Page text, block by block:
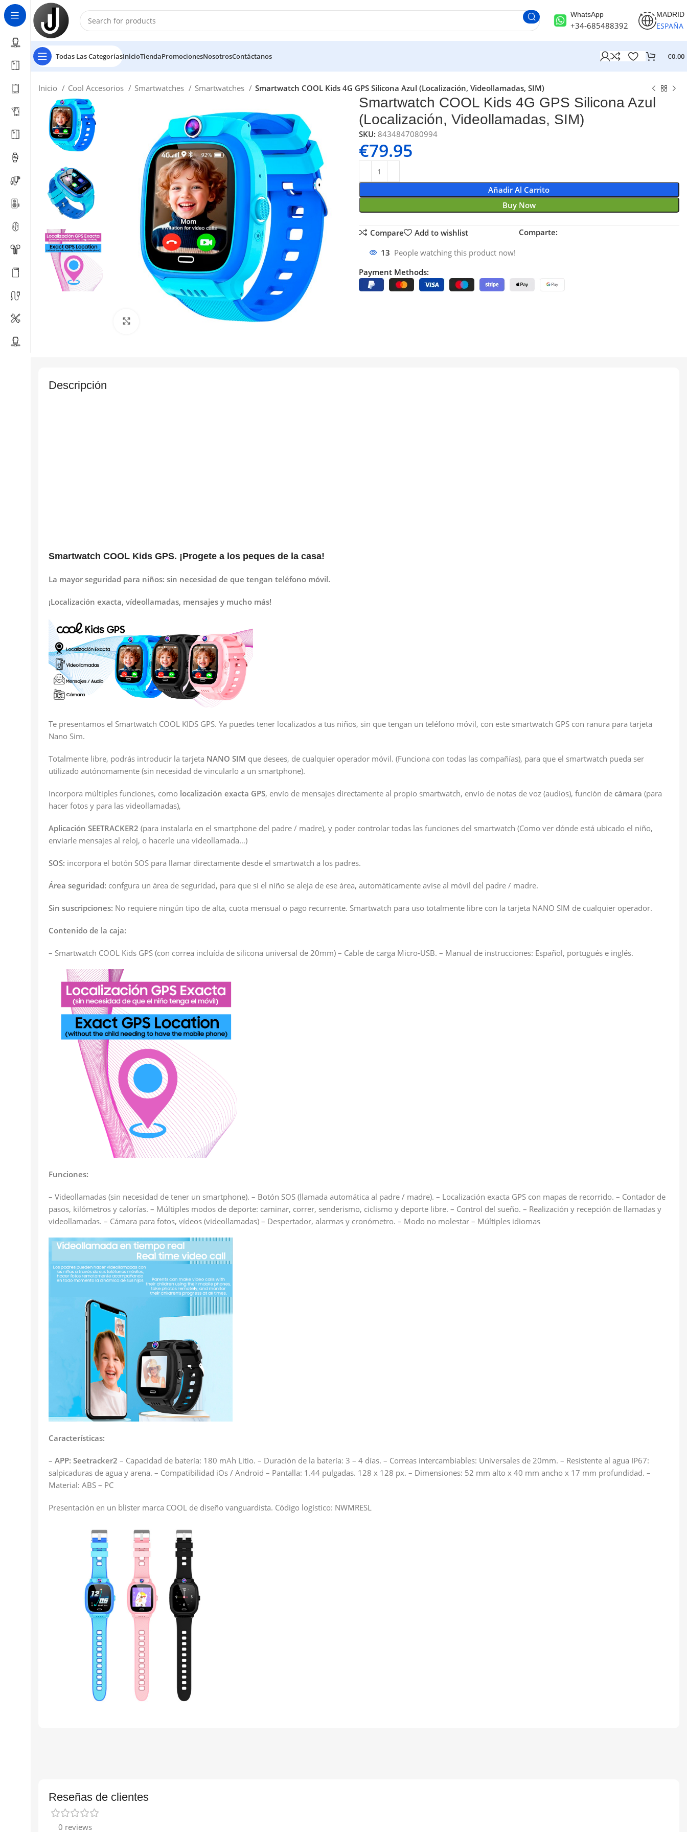
WhatsApp
+34-685488392
MADRID
ESPAÑA
Todas Las CategoríasInicioTiendaPromocionesNosotrosContáctanos €0.00
Inicio Cool Accesorios Smartwatches Smartwatches Smartwatch COOL Kids 4G GPS Silicona Azul (Localización, Videollamadas, SIM)
Smartwatch COOL Kids 4G GPS Silicona Azul
(Localización, Videollamadas, SIM)
SKU: 8434847080994
€79.95
Añadir Al Carrito
Buy Now
Compare Add to wishlist Comparte:
13 People watching this product now!
Payment Methods:
Descripción
Smartwatch COOL Kids GPS. ¡Progete a los peques de la casa!
La mayor seguridad para niños: sin necesidad de que tengan teléfono móvil.
¡Localización exacta, vídeollamadas, mensajes y mucho más!
Te presentamos el Smartwatch COOL KIDS GPS. Ya puedes tener localizados a tus niños, sin que tengan un teléfono móvil, con este smartwatch GPS con ranura para tarjeta
Nano Sim.
Totalmente libre, podrás introducir la tarjeta NANO SIM que desees, de cualquier operador móvil. (Funciona con todas las compañías), para que el smartwatch pueda ser
utilizado autónomamente (sin necesidad de vincularlo a un smartphone).
Incorpora múltiples funciones, como localización exacta GPS, envío de mensajes directamente al propio smartwatch, envío de notas de voz (audios), función de cámara (para
hacer fotos y para las videollamadas),
Aplicación SEETRACKER2 (para instalarla en el smartphone del padre / madre), y poder controlar todas las funciones del smartwatch (Como ver dónde está ubicado el niño,
enviarle mensajes al reloj, o hacerle una videollamada…)
SOS: incorpora el botón SOS para llamar directamente desde el smartwatch a los padres.
Área seguridad: confgura un área de seguridad, para que si el niño se aleja de ese área, automáticamente avise al móvil del padre / madre.
Sin suscripciones: No requiere ningún tipo de alta, cuota mensual o pago recurrente. Smartwatch para uso totalmente libre con la tarjeta NANO SIM de cualquier operador.
Contenido de la caja:
– Smartwatch COOL Kids GPS (con correa incluída de silicona universal de 20mm) – Cable de carga Micro-USB. – Manual de instrucciones: Español, portugués e inglés.
Funciones:
– Videollamadas (sin necesidad de tener un smartphone). – Botón SOS (llamada automática al padre / madre). – Localización exacta GPS con mapas de recorrido. – Contador de
pasos, kilómetros y calorías. – Múltiples modos de deporte: caminar, correr, senderismo, ciclismo y deporte libre. – Control del sueño. – Realización y recepción de llamadas y
videollamadas. – Cámara para fotos, vídeos (videollamadas) – Despertador, alarmas y cronómetro. – Modo no molestar – Múltiples idiomas
Características:
– APP: Seetracker2 – Capacidad de batería: 180 mAh Litio. – Duración de la batería: 3 – 4 días. – Correas intercambiables: Universales de 20mm. – Resistente al agua IP67:
salpicaduras de agua y arena. – Compatibilidad iOs / Android – Pantalla: 1.44 pulgadas. 128 x 128 px. – Dimensiones: 52 mm alto x 40 mm ancho x 17 mm profundidad. –
Material: ABS – PC
Presentación en un blister marca COOL de diseño vanguardista. Código logístico: NWMRESL
Reseñas de clientes
0 reviews